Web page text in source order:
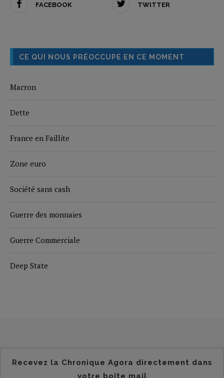
FACEBOOK TWITTER
CE QUI NOUS PRÉOCCUPE EN CE MOMENT
Macron
Dette
France en Faillite
Zone euro
Société sans cash
Guerre des monnaies
Guerre Commerciale
Deep State
Recevez la Chronique Agora directement dans
votre boîte mail